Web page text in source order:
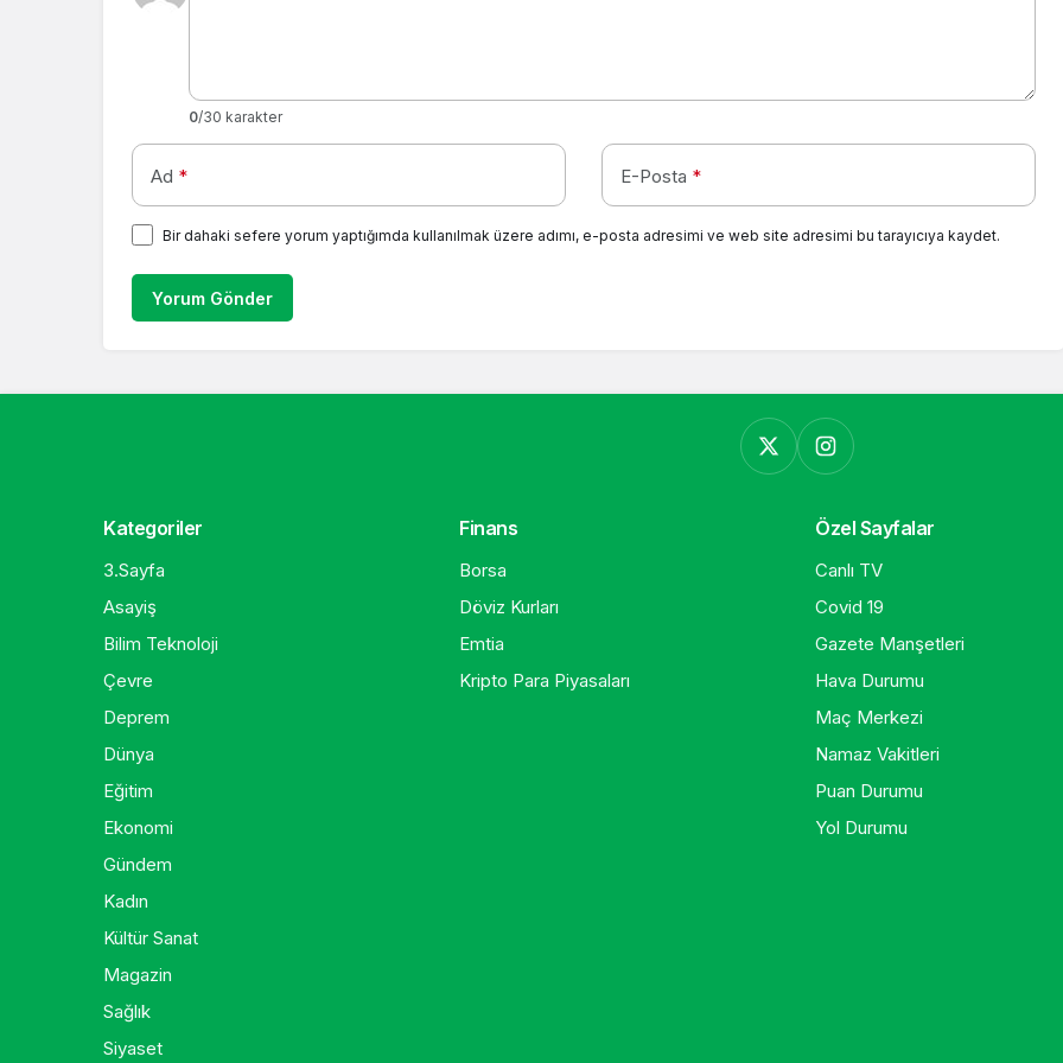
0/30 karakter
Ad * E-Posta *
Bir dahaki sefere yorum yaptığımda kullanılmak üzere adımı, e-posta adresimi ve web site adresimi bu tarayıcıya kaydet.
Yorum Gönder
Kategoriler
3.Sayfa
Asayiş
Bilim Teknoloji
Çevre
Deprem
Dünya
Eğitim
Ekonomi
Gündem
Kadın
Kültür Sanat
Magazin
Sağlık
Siyaset
Finans
Borsa
Döviz Kurları
Emtia
Kripto Para Piyasaları
Özel Sayfalar
Canlı TV
Covid 19
Gazete Manşetleri
Hava Durumu
Maç Merkezi
Namaz Vakitleri
Puan Durumu
Yol Durumu